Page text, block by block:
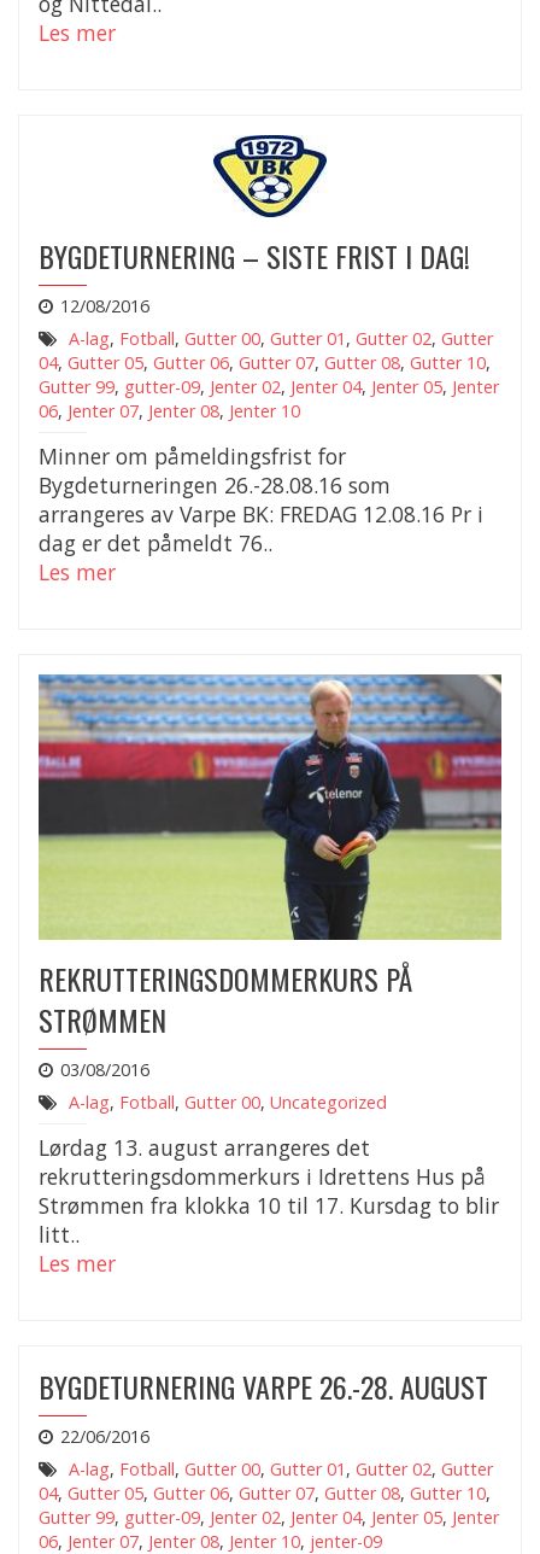
Les mer
BYGDETURNERING – SISTE FRIST I DAG!
12/08/2016
A-lag, Fotball, Gutter 00, Gutter 01 , Gutter 02, Gutter
04, Gutter 05, Gutter 06, Gutter 07, Gutter 08, Gutter 10,
Gutter 99, gutter-09, Jenter 02, Jenter 04, Jenter 05, Jenter
06, Jenter 07, Jenter 08, Jenter 10
Minner om påmeldingsfrist for
Bygdeturneringen 26.-28.08.16 som
arrangeres av Varpe BK: FREDAG 12.08.16 Pr i
dag er det påmeldt 76..
Les mer
REKRUTTERINGSDOMMERKURS PÅ
STRØMMEN
03/08/2016
A-lag, Fotball, Gutter 00, Uncategorized
Lørdag 13. august arrangeres det
rekrutteringsdommerkurs i Idrettens Hus på
Strømmen fra klokka 10 til 17. Kursdag to blir
litt..
Les mer
BYGDETURNERING VARPE 26.-28. AUGUST
22/06/2016
A-lag, Fotball, Gutter 00, Gutter 01 , Gutter 02, Gutter
04, Gutter 05, Gutter 06, Gutter 07, Gutter 08, Gutter 10,
Gutter 99, gutter-09, Jenter 02, Jenter 04, Jenter 05, Jenter
06, Jenter 07, Jenter 08, Jenter 10, jenter-09